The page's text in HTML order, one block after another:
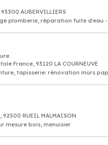
AUBERVILLIERS
plomberie, réparation fuite d'eau
France, 93120 LA COURNEUVE
tapisserie: rénovation mûrs
RUEIL MALMAISON
mesure bois, menuisier